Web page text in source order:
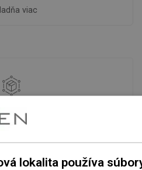
viac
na vás čakajú v
pripravený na
lokalita používa